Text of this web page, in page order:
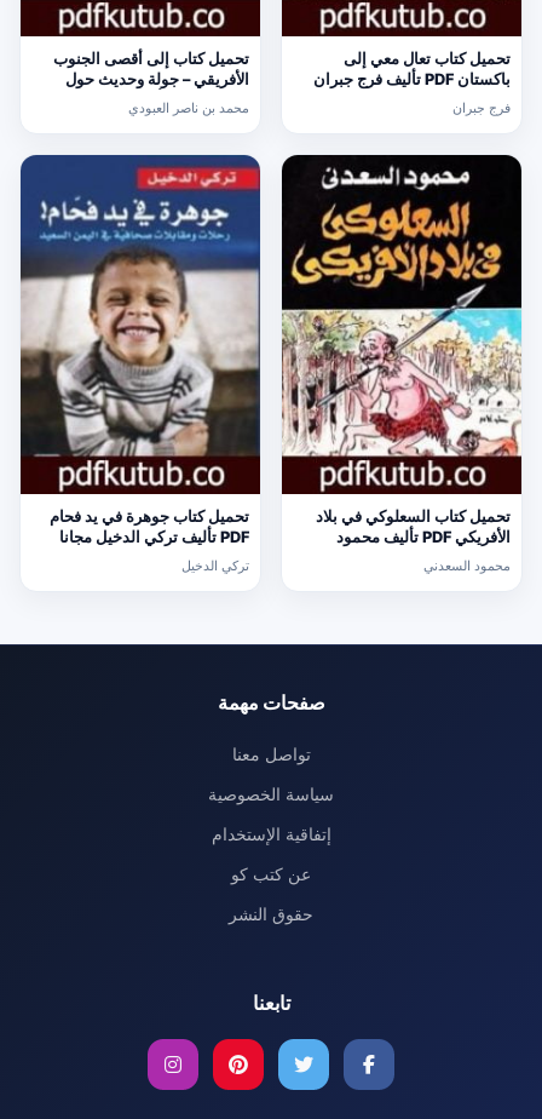
تحميل كتاب تعال معي إلى
باكستان PDF تأليف فرج جبران
مجانا [كامل]
فرج جبران
تحميل كتاب إلى أقصى الجنوب
الأفريقي – جولة وحديث حول
الإسلام PDF تأليف محمد بن ناصر
العبودي مجانا [كامل]
محمد بن ناصر العبودي
تحميل كتاب السعلوكي في بلاد
الأفريكي PDF تأليف محمود
السعدني مجانا [كامل]
محمود السعدني
تحميل كتاب جوهرة في يد فحام
PDF تأليف تركي الدخيل مجانا
[كامل]
تركي الدخيل
صفحات مهمة
تواصل معنا
سياسة الخصوصية
إتفاقية الإستخدام
عن كتب كو
حقوق النشر
تابعنا